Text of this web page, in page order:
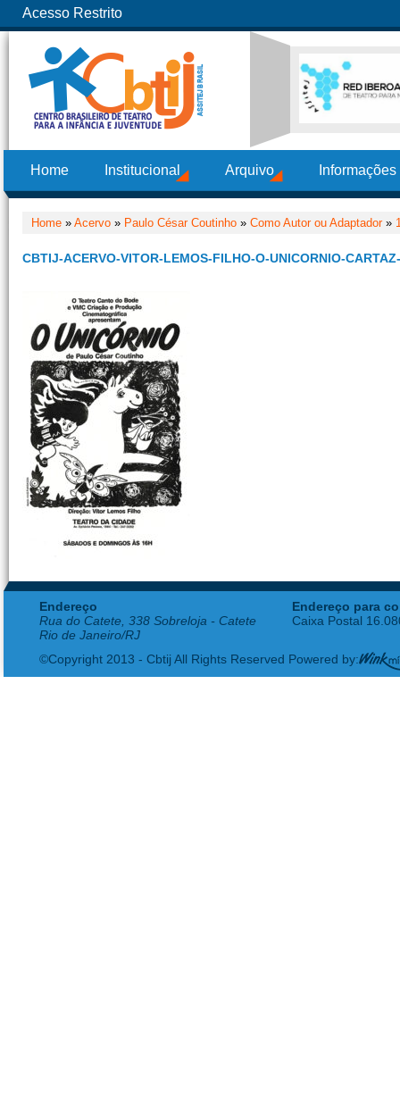
Acesso Restrito
Home Institucional Arquivo
Home » Acervo » Paulo César Coutinho » Como Autor ou Adaptador»
CBTIJ-ACERVO-VITOR-LEMOS-FILHO-O-UNICORNIO-
Endereço
Rua do Catete, 338 Sobreloja - Catete
Rio de Janeiro/RJ
Endereço para
Caixa Postal
©Copyright 2013 - Cbtij All Rights Reserved Powered by: